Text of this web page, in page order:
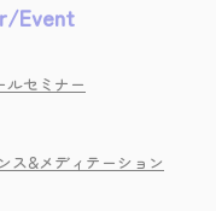
Event
ルセミナー
ス&メディテーション